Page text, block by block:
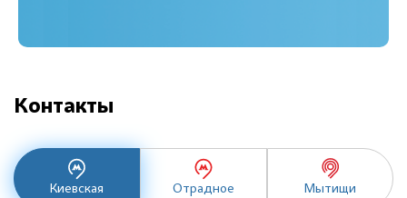
Контакты
Киевская Отрадное Мытищи